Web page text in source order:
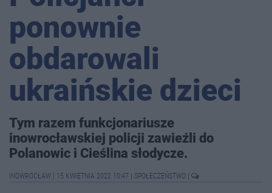
ponownie
obdarowali
ukraińskie dzieci
Tym razem funkcjonariusze
inowrocławskiej policji zawieźli do
Polanowic i Cieślina słodycze.
INOWROCŁAW 15 KWIETNIA 2022 10:47 SPOŁECZEŃSTWO